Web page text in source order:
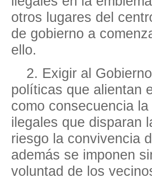
otros lugares del
de gobierno a
ello.
2. Exigir al
políticas que alientan
como consecuencia
ilegales que disparan
riesgo la convivencia
además se imponen
voluntad de los